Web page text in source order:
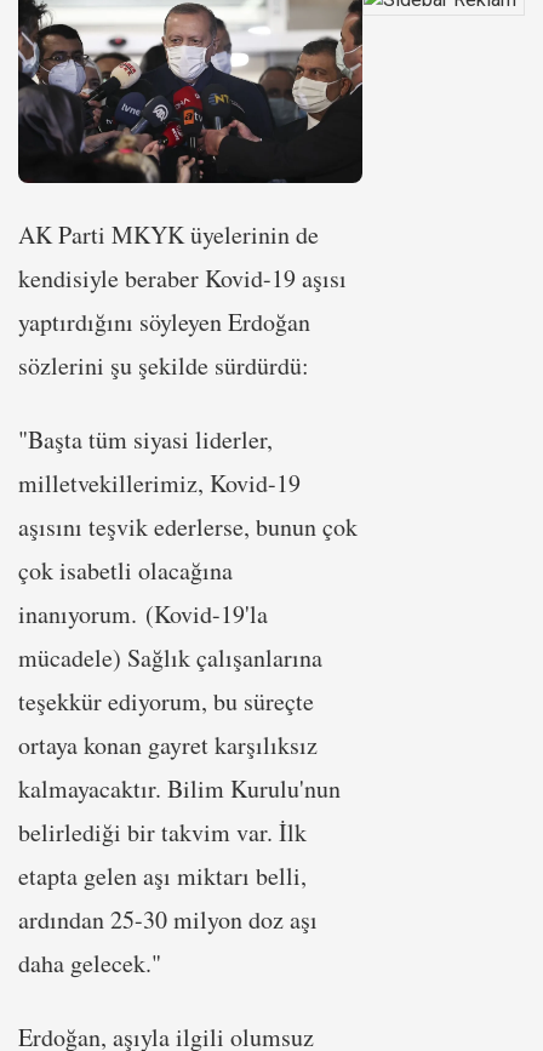
AK Parti MKYK üyelerinin de
kendisiyle beraber Kovid-19 aşısı
yaptırdığını söyleyen Erdoğan
sözlerini şu şekilde sürdürdü:
"Başta tüm siyasi liderler,
milletvekillerimiz, Kovid-19
aşısını teşvik ederlerse, bunun çok
çok isabetli olacağına
inanıyorum. (Kovid-19'la
mücadele) Sağlık çalışanlarına
teşekkür ediyorum, bu süreçte
ortaya konan gayret karşılıksız
kalmayacaktır. Bilim Kurulu'nun
belirlediği bir takvim var. İlk
etapta gelen aşı miktarı belli,
ardından 25-30 milyon doz aşı
daha gelecek."
Erdoğan, aşıyla ilgili olumsuz